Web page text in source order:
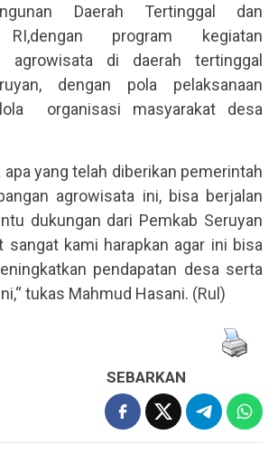
Daerah Tertinggal dan
RI,dengan program kegiatan
agrowisata di daerah tertinggal
dengan pola pelaksanaan
organisasi masyarakat desa
apa yang telah diberikan pemerintah
agrowisata ini, bisa berjalan
dukungan dari Pemkab Seruyan
sangat kami harapkan agar ini bisa
pendapatan desa serta
tukas Mahmud Hasani. (Rul)
SEBARKAN